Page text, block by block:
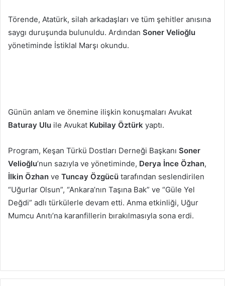
Törende, Atatürk, silah arkadaşları ve tüm şehitler anısına
saygı duruşunda bulunuldu. Ardından Soner Velioğlu
yönetiminde İstiklal Marşı okundu.
Günün anlam ve önemine ilişkin konuşmaları Avukat
Baturay Ulu ile Avukat Kubilay Öztürk yaptı.
Program, Keşan Türkü Dostları Derneği Başkanı Soner
Velioğlu’nun sazıyla ve yönetiminde, Derya İnce Özhan,
İlkin Özhan ve Tuncay Özgücü tarafından seslendirilen
“Uğurlar Olsun”, “Ankara’nın Taşına Bak” ve “Güle Yel
Değdi” adlı türkülerle devam etti. Anma etkinliği, Uğur
Mumcu Anıtı’na karanfillerin bırakılmasıyla sona erdi.